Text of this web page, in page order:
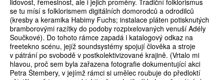
lidovost, řemeslnost, ale i jejich proměny. Tradiční folklorismus
se tu mísí s folklorismem digitálních domorodců a odrodilců
(kresby a keramika Habimy Fuchs; instalace pláten potisknutých
bramborovými razítky do podoby rozpixelovaných venuší Adély
Součkové). Do tohoto rámce zapadá i katalogový odkaz na
freetekno scénu, jejíž soundsystémy spojují člověka a stroje
v pátrání po svobodě v postkolektivizované krajině. (Vrtalo mi
hlavou, proč sem byla zařazena fotografie dokumentující akci
Petra Štembery, v jejímž rámci si umělec roubuje do předloktí